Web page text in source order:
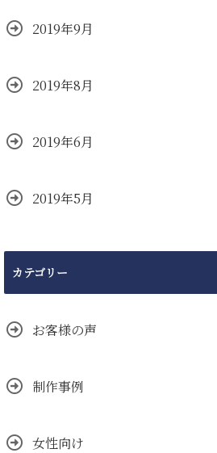
2019年9月
2019年8月
2019年6月
2019年5月
カテゴリー
お客様の声
制作事例
女性向け